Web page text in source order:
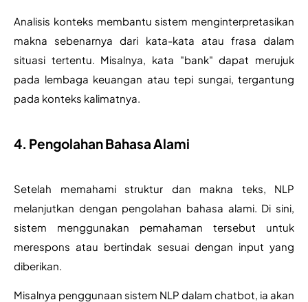
Analisis konteks membantu sistem menginterpretasikan
makna sebenarnya dari kata-kata atau frasa dalam
situasi tertentu. Misalnya, kata "bank" dapat merujuk
pada lembaga keuangan atau tepi sungai, tergantung
pada konteks kalimatnya.
4. Pengolahan Bahasa Alami
Setelah memahami struktur dan makna teks, NLP
melanjutkan dengan pengolahan bahasa alami. Di sini,
sistem menggunakan pemahaman tersebut untuk
merespons atau bertindak sesuai dengan input yang
diberikan.
Misalnya penggunaan sistem NLP dalam chatbot, ia akan